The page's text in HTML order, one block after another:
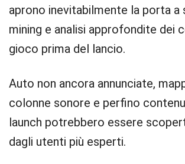
aprono inevitabilmente la porta a
mining e analisi approfondite dei
gioco prima del lancio.
Auto non ancora annunciate,
colonne sonore e perfino
launch potrebbero essere
dagli utenti più esperti.